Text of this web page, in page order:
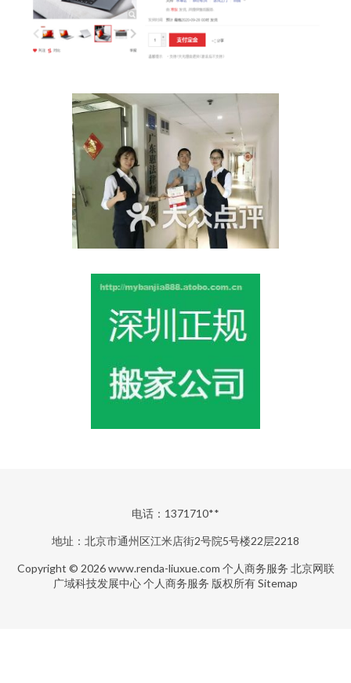
电话：1371710**
地址：北京市通州区江米店街2号院5号楼22层2218
Copyright © 2026www.renda-liuxue.com 个人商务服务 北京网联
广域科技发展中心个人商务服务 版权所有Sitemap